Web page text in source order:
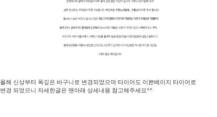
올해 신상부터 폭깊은 바구니로 변경되었으며 타이어도 이쁜베이지 타이어로
변경 되었으니 자세한글은 맨아래 상세내용 참고해주세요^^